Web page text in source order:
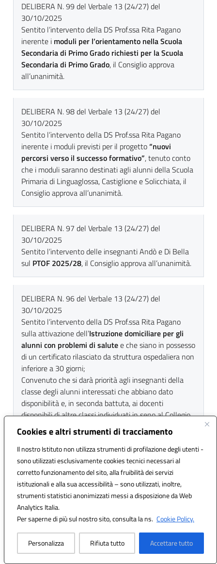
Cookies e altri strumenti di tracciamento
Il nostro Istituto non utilizza strumenti di profilazione degli utenti -
sono utilizzati esclusivamente cookies tecnici necessari al
corretto funzionamento del sito, alla fruibilità dei servizi
istituzionali e alla sua accessibilità – sono utilizzati, inoltre,
strumenti statistici anonimizzati messi a disposizione da Web
Analytics Italia.
Per saperne di più sul nostro sito, consulta la ns. Cookie Policy.
Personalizza Rifiuta tutto Accettare tutto
DELIBERA N. 99 del Verbale 13 (24/27) del
30/10/2025
Sentito l’intervento della DS Prof.ssa Rita Pagano
inerente i moduli per l’orientamento nella Scuola
Secondaria di Primo Grado richiesti per la Scuola
Secondaria di Primo Grado, il Consiglio approva
all’unanimità.
DELIBERA N. 98 del Verbale 13 (24/27) del
30/10/2025
Sentito l’intervento della DS Prof.ssa Rita Pagano
inerente i moduli previsti per il progetto“nuovi
percorsi verso il successo formativo”, tenuto conto
che i moduli saranno destinati agli alunni della Scuola
Primaria di Linguaglossa, Castiglione e Solicchiata, il
Consiglio approva all’unanimità.
DELIBERA N. 97 del Verbale 13 (24/27) del
30/10/2025
Sentito l’intervento delle insegnanti Andò e Di Bella
sul PTOF 2025/28, il Consiglio approva all’unanimità.
DELIBERA N. 96 del Verbale 13 (24/27) del
30/10/2025
Sentito l’intervento della DS Prof.ssa Rita Pagano
sulla attivazione dell’Istruzione domiciliare per gli
alunni con problemi di salutee che siano in possesso
di un certificato rilasciato da struttura ospedaliera non
inferiore a 30 giorni;
Convenuto che si darà priorità agli insegnanti della
classe degli alunni interessati che abbiano dato
disponibilità e, in seconda battuta, ai docenti
disponibili di altre classi individuati in seno al Collegio
dei docenti;
il Consiglio delibera all’unanimità.
DELIBERA N. 95 del Verbale 13 (24/27) del
30/10/2025
Sentita la relazione della dott.ssa Letizia Puglia sulle
variazioni entrate al programma annuale relativo
all’esercizio finanziario per il periodo 01/07/2025 –
30/10/2025, N. 21, 22, 23, 24, 25, 26, 27, 28, 29,
30, il Consiglio delibera all’unanimità.